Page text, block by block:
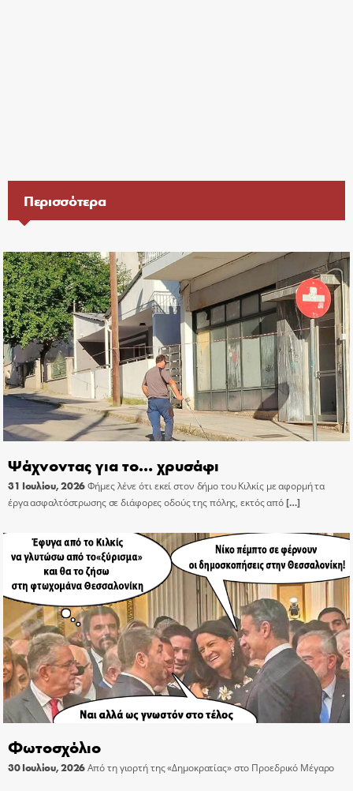
Περισσότερα
Ψάχνοντας για το… χρυσάφι
31 Ιουλίου, 2026Φήμες λένε ότι εκεί στον δήμο του Κιλκίς με αφορμή τα
έργα ασφαλτόστρωσης σε διάφορες οδούς της πόλης, εκτός από[…]
Φωτοσχόλιο
30 Ιουλίου, 2026Από τη γιορτή της «Δημοκρατίας» στο Προεδρικό Μέγαρο